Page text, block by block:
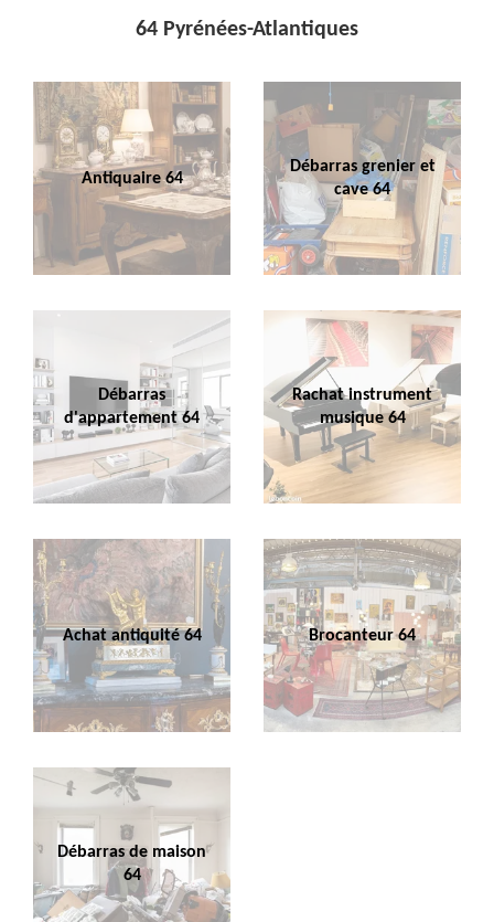
64 Pyrénées-Atlantiques
Antiquaire 64
Débarras grenier et
cave 64
Débarras
d'appartement 64
Rachat instrument
musique 64
Achat antiquité 64 Brocanteur 64
Débarras de maison
64